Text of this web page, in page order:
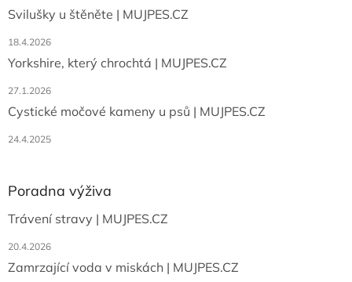
Svilušky u štěněte | MUJPES.CZ
18.4.2026
Yorkshire, který chrochtá | MUJPES.CZ
27.1.2026
Cystické močové kameny u psů | MUJPES.CZ
24.4.2025
Poradna výživa
Trávení stravy | MUJPES.CZ
20.4.2026
Zamrzající voda v miskách | MUJPES.CZ